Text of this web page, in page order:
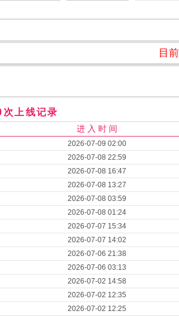
目
上线记录
进 入 时 间
2026-07-09 02:00
2026-07-08 22:59
2026-07-08 16:47
2026-07-08 13:27
2026-07-08 03:59
2026-07-08 01:24
2026-07-07 15:34
2026-07-07 14:02
2026-07-06 21:38
2026-07-06 03:13
2026-07-02 14:58
2026-07-02 12:35
2026-07-02 12:25